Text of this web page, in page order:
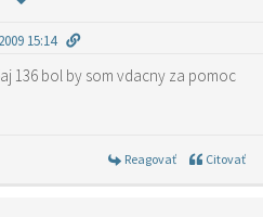
15:14
136 bol by som vdacny za pomoc
Reagovať Citovať